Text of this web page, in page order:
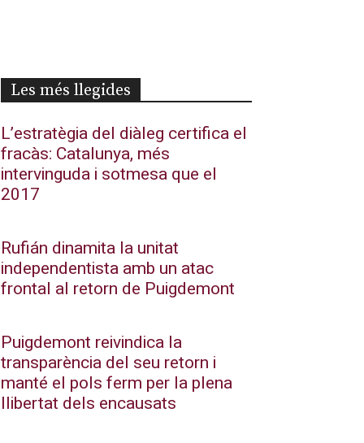
Les més llegides
L’estratègia del diàleg certifica el
fracàs: Catalunya, més
intervinguda i sotmesa que el
2017
Rufián dinamita la unitat
independentista amb un atac
frontal al retorn de Puigdemont
Puigdemont reivindica la
transparència del seu retorn i
manté el pols ferm per la plena
llibertat dels encausats